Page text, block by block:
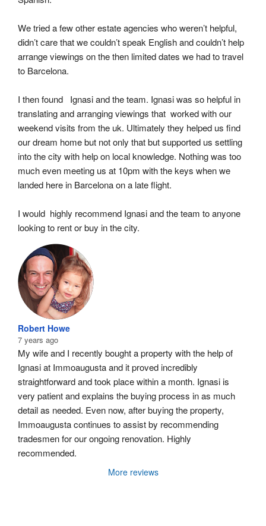
We tried a few other estate agencies who weren’t helpful,
didn’t care that we couldn’t speak English and couldn’t help
arrange viewings on the then limited dates we had to travel
to Barcelona.
I then found   Ignasi and the team. Ignasi was so helpful in
translating and arranging viewings that  worked with our
weekend visits from the uk. Ultimately they helped us find
our dream home but not only that but supported us settling
into the city with help on local knowledge. Nothing was too
much even meeting us at 10pm with the keys when we
landed here in Barcelona on a late flight.
I would  highly recommend Ignasi and the team to anyone
looking to rent or buy in the city.
Robert Howe
7 years ago
My wife and I recently bought a property with the help of
Ignasi at Immoaugusta and it proved incredibly
straightforward and took place within a month. Ignasi is
very patient and explains the buying process in as much
detail as needed. Even now, after buying the property,
Immoaugusta continues to assist by recommending
tradesmen for our ongoing renovation. Highly
recommended.
More reviews